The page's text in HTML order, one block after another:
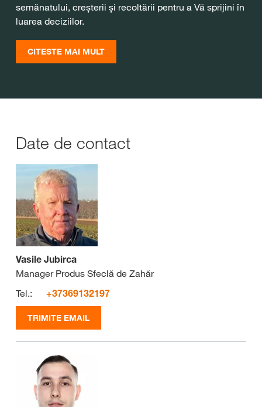
semănatului, creșterii și recoltării pentru a Vă sprijini în
luarea deciziilor.
CITESTE MAI MULT
Date de contact
Vasile Jubirca
Manager Produs Sfeclă de Zahăr
Tel.:
+37369132197
TRIMITE EMAIL